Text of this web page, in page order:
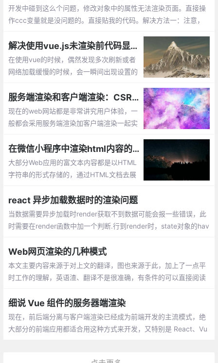
开发中碰到这么个问题，修改对象中的属性无法渲染页面。直接操
作ccc变量就是没问题的。直接贴我的代码。解决方法一：注意，
解决使用vue.js未渲染前代码显示问题
在使用vue的时候，偶然发现多次刷新或者
网络加载缓慢的时候，会一瞬间出现设置的
e现成的指令来解决这个问题：v-cloak
服务端渲染和客户端渲染：CSR和SSR
现在的web网站都是非常讲究用户体验，一
般都会采用服务端渲染加客户端渲染一起实
（SEO），利于被网页爬虫抓取数据，多见
于电商网站商品信息获取等。客户端渲染不
利于搜索引擎优化
在微信小程序中渲染html内容的实现
大部分Web应用的富文本内容都是以HTML
字符串的形式存储的，通过HTML文档去展
小程序（下文简称为「小程序」）中，应当
如何渲染这部分内容呢？
react 异步加载数据时的渲染问题
当数据需要异步加载时render获取不到数据可能会报一些错误，此
时需要在render函数中加一个判断.行到render时，state对象的hav
时
Web网页渲染的几种模式
本文主要内容来源于对上文的翻译，图也来源于此，加上了一点平
时工作的理解，英语渣、翻译不是很准确，有条件的可以直接阅读
细说 Vue 组件的服务器端渲染
现在，前后端分离与客户端渲染已经成为前端开发的主流模式，绝
大部分的前端应用都适合用这种方式来开发，又特别是 React、Vu